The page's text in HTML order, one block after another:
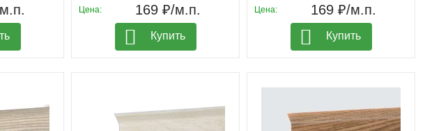
Цена: 169 ₽/м.п.
Купить
Цена: 169 ₽/м.п.
Купить